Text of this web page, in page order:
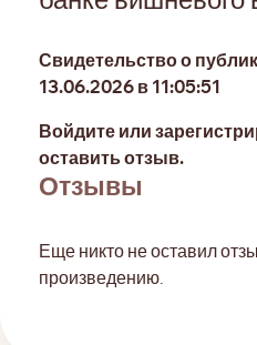
Свидетельство о
13.06.2026 в 11:05:51
Войдите или
оставить отзыв.
Отзывы
Еще никто не оставил
произведению.